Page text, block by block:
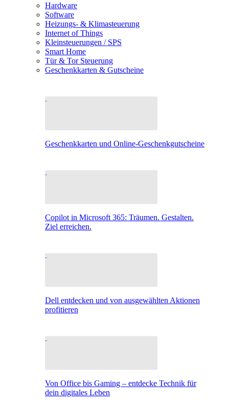
Hardware
Software
Heizungs- & Klimasteuerung
Internet of Things
Kleinsteuerungen / SPS
Smart Home
Tür & Tor Steuerung
Geschenkkarten & Gutscheine
Geschenkkarten und Online-Geschenkgutscheine
Copilot in Microsoft 365: Träumen. Gestalten.
Ziel erreichen.
Dell entdecken und von ausgewählten Aktionen
profitieren
Von Office bis Gaming – entdecke Technik für
dein digitales Leben